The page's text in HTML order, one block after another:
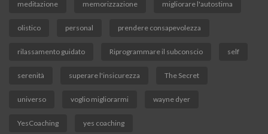
meditazione memorizzazione migliorare l'autostima
olistico personal prendere consapevolezza
rilassamento guidato Riprogrammare il subconscio self
serenità superare l'insicurezza The Secret
universo voglio migliorarmi wayne dyer
YesCoaching yes coaching